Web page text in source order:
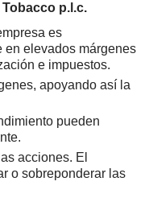
p.l.c.
es
en elevados márgenes
e impuestos.
apoyando así la
pueden
acciones. El
o sobreponderar las